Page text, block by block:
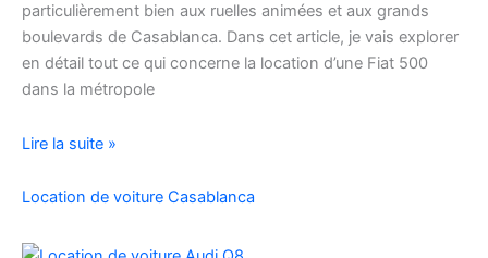
particulièrement bien aux ruelles animées et aux grands
boulevards de Casablanca. Dans cet article, je vais explorer
en détail tout ce qui concerne la location d’une Fiat 500
dans la métropole
Voyager
Casablanca
Fiat
Lire la suite »
Location de voiture Casablanca